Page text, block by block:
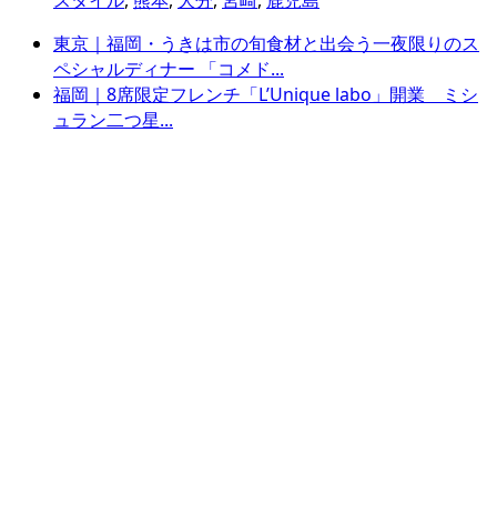
東京｜福岡・うきは市の旬食材と出会う一夜限りのス
ペシャルディナー 「コメド...
福岡｜8席限定フレンチ「L’Unique labo」開業 ミシ
ュラン二つ星...